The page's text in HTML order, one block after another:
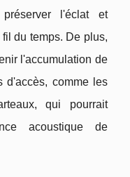
l'éclat et
du temps. De plus,
l'accumulation de
d'accès, comme les
qui pourrait
acoustique de